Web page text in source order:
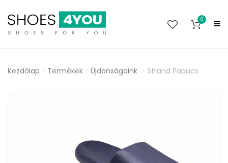
0
Kezdőlap Termékek Újdonságaink Strand Papucs